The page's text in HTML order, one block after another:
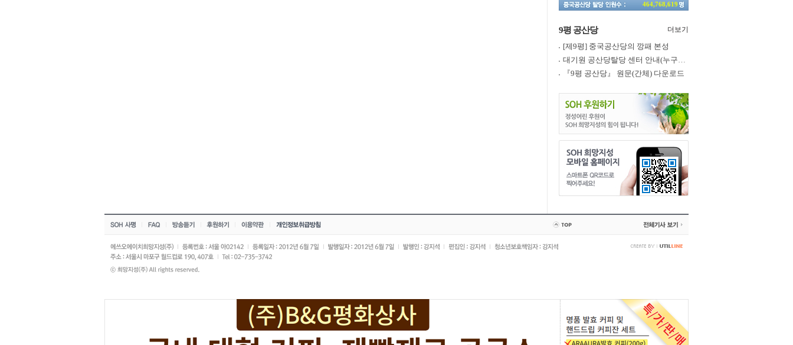
464,768,619
9평 공산당 더보기
[제9평] 중국공산당의 깡패 본성
대기원 공산당탈당 센터 안내(누구나 쉽게 退黨, 退團, 退隊 가능)
『9평 공산당』 원문(간체) 다운로드